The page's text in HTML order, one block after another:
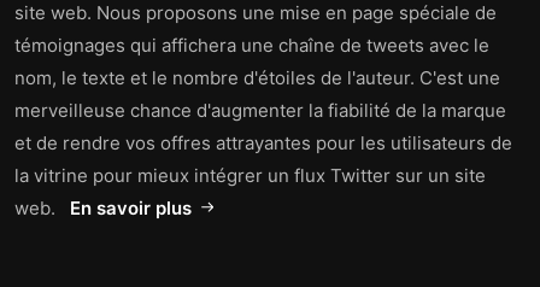
site web. Nous proposons une mise en page spéciale de
témoignages qui affichera une chaîne de tweets avec le
nom, le texte et le nombre d'étoiles de l'auteur. C'est une
merveilleuse chance d'augmenter la fiabilité de la marque
et de rendre vos offres attrayantes pour les utilisateurs de
la vitrine pour mieux intégrer un flux Twitter sur un site
web. En savoir plus